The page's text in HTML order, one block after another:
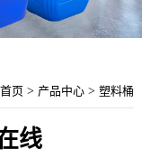
首页 > 产品中心 >塑料桶
线